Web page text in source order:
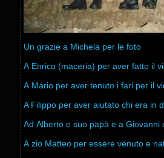
Un grazie a Michela per le foto
A Enrico (maceria) per aver fatto il
A Mario per aver tenuto i fari per il
A Filippo per aver aiutato chi era in
Ad Alberto e suo papà e a Giovanni
A zio Matteo per essere venuto e